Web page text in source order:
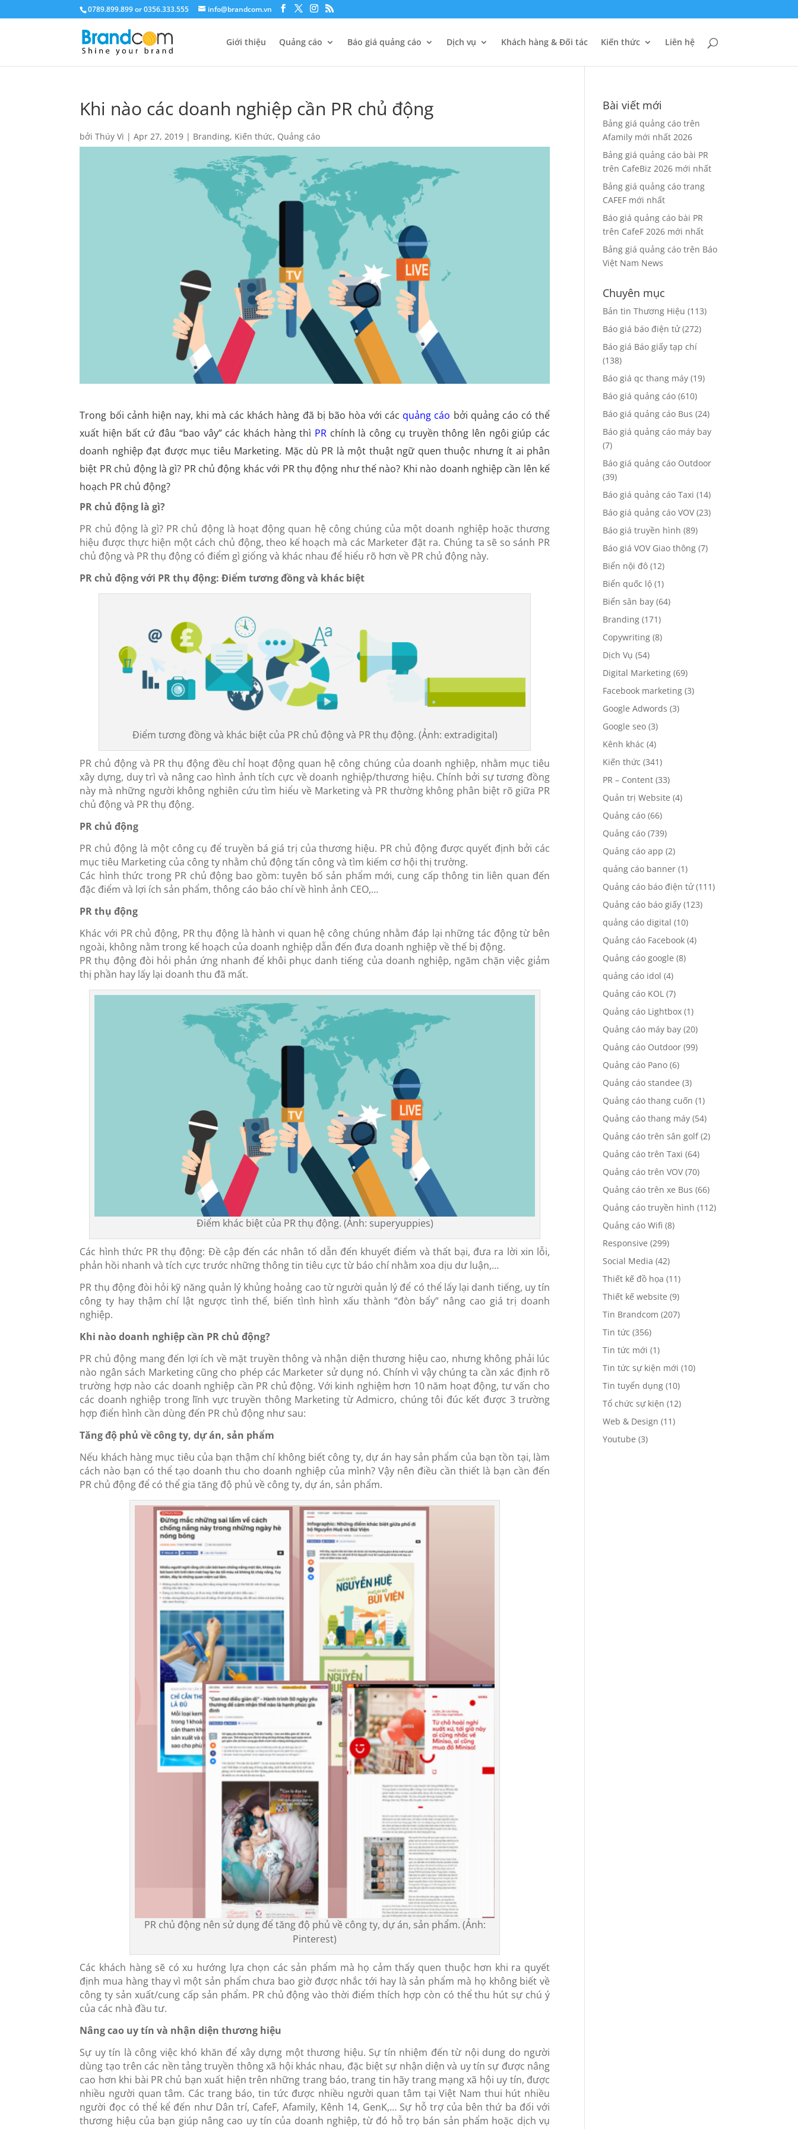
0789.899.899 or 0356.333.555 info@brandcom.vn
Giới thiệu Quảng cáo Báo giá quảng cáo Dịch vụ Khách hàng & Đối tác Kiến thức Liên hệ
Khi nào các doanh nghiệp cần PR chủ động
bởiThúy Vi |Apr 27, 2019 | Branding, Kiến thức, Quảng cáo
Trong bối cảnh hiện nay, khi mà các khách hàng đã bị bão hòa với các quảng cáo bởi quảng cáo có thể
xuất hiện bất cứ đâu “bao vây” các khách hàng thì PR chính là công cụ truyền thông lên ngôi giúp các
doanh nghiệp đạt được mục tiêu Marketing. Mặc dù PR là một thuật ngữ quen thuộc nhưng ít ai phân
biệt PR chủ động là gì? PR chủ động khác với PR thụ động như thế nào? Khi nào doanh nghiệp cần lên kế
hoạch PR chủ động?
PR chủ động là gì?
PR chủ động là gì? PR chủ động là hoạt động quan hệ công chúng của một doanh nghiệp hoặc thương
hiệu được thực hiện một cách chủ động, theo kế hoạch mà các Marketer đặt ra. Chúng ta sẽ so sánh PR
chủ động và PR thụ động có điểm gì giống và khác nhau để hiểu rõ hơn về PR chủ động này.
PR chủ động với PR thụ động: Điểm tương đồng và khác biệt
Điểm tương đồng và khác biệt của PR chủ động và PR thụ động. (Ảnh: extradigital)
PR chủ động và PR thụ động đều chỉ hoạt động quan hệ công chúng của doanh nghiệp, nhằm mục tiêu
xây dựng, duy trì và nâng cao hình ảnh tích cực về doanh nghiệp/thương hiệu. Chính bởi sự tương đồng
này mà những người không nghiên cứu tìm hiểu về Marketing và PR thường không phân biệt rõ giữa PR
chủ động và PR thụ động.
PR chủ động
PR chủ động là một công cụ để truyền bá giá trị của thương hiệu. PR chủ động được quyết định bởi các
mục tiêu Marketing của công ty nhằm chủ động tấn công và tìm kiếm cơ hội thị trường.
Các hình thức trong PR chủ động bao gồm: tuyên bố sản phẩm mới, cung cấp thông tin liên quan đến
đặc điểm và lợi ích sản phẩm, thông cáo báo chí về hình ảnh CEO,…
PR thụ động
Khác với PR chủ động, PR thụ động là hành vi quan hệ công chúng nhằm đáp lại những tác động từ bên
ngoài, không nằm trong kế hoạch của doanh nghiệp dẫn đến đưa doanh nghiệp về thế bị động.
PR thụ động đòi hỏi phản ứng nhanh để khôi phục danh tiếng của doanh nghiệp, ngăm chặn việc giảm
thị phần hay lấy lại doanh thu đã mất.
Điểm khác biệt của PR thụ động. (Ảnh: superyuppies)
Các hình thức PR thụ động: Đề cập đến các nhân tố dẫn đến khuyết điểm và thất bại, đưa ra lời xin lỗi,
phản hồi nhanh và tích cực trước những thông tin tiêu cực từ báo chí nhằm xoa dịu dư luận,…
PR thụ động đòi hỏi kỹ năng quản lý khủng hoảng cao từ người quản lý để có thể lấy lại danh tiếng, uy tín
công ty hay thậm chí lật ngược tình thế, biến tình hình xấu thành “đòn bẩy” nâng cao giá trị doanh
nghiệp.
Khi nào doanh nghiệp cần PR chủ động?
PR chủ động mang đến lợi ích về mặt truyền thông và nhận diện thương hiệu cao, nhưng không phải lúc
nào ngân sách Marketing cũng cho phép các Marketer sử dụng nó. Chính vì vậy chúng ta cần xác định rõ
trường hợp nào các doanh nghiệp cần PR chủ động. Với kinh nghiệm hơn 10 năm hoạt động, tư vấn cho
các doanh nghiệp trong lĩnh vực truyền thông Marketing từ Admicro, chúng tôi đúc kết được 3 trường
hợp điển hình cần dùng đến PR chủ động như sau:
Tăng độ phủ về công ty, dự án, sản phẩm
Nếu khách hàng mục tiêu của bạn thậm chí không biết công ty, dự án hay sản phẩm của bạn tồn tại, làm
cách nào bạn có thể tạo doanh thu cho doanh nghiệp của mình? Vậy nên điều cần thiết là bạn cần đến
PR chủ động để có thể gia tăng độ phủ về công ty, dự án, sản phẩm.
PR chủ động nên sử dụng để tăng độ phủ về công ty, dự án, sản phẩm. (Ảnh:
Pinterest)
Các khách hàng sẽ có xu hướng lựa chọn các sản phẩm mà họ cảm thấy quen thuộc hơn khi ra quyết
định mua hàng thay vì một sản phẩm chưa bao giờ được nhắc tới hay là sản phẩm mà họ không biết về
công ty sản xuất/cung cấp sản phẩm. PR chủ động vào thời điểm thích hợp còn có thể thu hút sự chú ý
của các nhà đầu tư.
Nâng cao uy tín và nhận diện thương hiệu
Sự uy tín là công việc khó khăn để xây dựng một thương hiệu. Sự tín nhiệm đến từ nội dung do người
dùng tạo trên các nền tảng truyền thông xã hội khác nhau, đặc biệt sự nhận diện và uy tín sự được nâng
cao hơn khi bài PR chủ bạn xuất hiện trên những trang báo, trang tin hãy trang mạng xã hội uy tín, được
nhiều người quan tâm. Các trang báo, tin tức được nhiều người quan tâm tại Việt Nam thui hút nhiều
người đọc có thể kể đến như Dân trí, CafeF, Afamily, Kênh 14, GenK,… Sự hỗ trợ của bên thứ ba đối với
thương hiệu của bạn giúp nâng cao uy tín của doanh nghiệp, từ đó hỗ trọ bán sản phẩm hoặc dịch vụ
Bài viết mới
Bảng giá quảng cáo trên
Afamily mới nhất 2026
Bảng giá quảng cáo bài PR
trên CafeBiz 2026 mới nhất
Bảng giá quảng cáo trang
CAFEF mới nhất
Báo giá quảng cáo bài PR
trên CafeF 2026 mới nhất
Bảng giá quảng cáo trên Báo
Việt Nam News
Chuyên mục
Bản tin Thương Hiệu (113)
Báo giá báo điện tử(272)
Báo giá Báo giấy tạp chí
(138)
Báo giá qc thang máy (19)
Báo giá quảng cáo (610)
Báo giá quảng cáo Bus (24)
Báo giá quảng cáo máy bay
(7)
Báo giá quảng cáo Outdoor
(39)
Báo giá quảng cáo Taxi (14)
Báo giá quảng cáo VOV(23)
Báo giá truyền hình (89)
Báo giá VOV Giao thông (7)
Biển nội đô (12)
Biển quốc lộ (1)
Biển sân bay (64)
Branding (171)
Copywriting (8)
Dịch Vụ (54)
Digital Marketing (69)
Facebook marketing (3)
Google Adwords (3)
Google seo (3)
Kênh khác (4)
Kiến thức (341)
PR – Content (33)
Quản trị Website (4)
Quảng cáo (66)
Quảng cáo (739)
Quảng cáo app (2)
quảng cáo banner (1)
Quảng cáo báo điện tử(111)
Quảng cáo báo giấy (123)
quảng cáo digital (10)
Quảng cáo Facebook (4)
Quảng cáo google (8)
quảng cáo idol (4)
Quảng cáo KOL (7)
Quảng cáo Lightbox (1)
Quảng cáo máy bay (20)
Quảng cáo Outdoor (99)
Quảng cáo Pano (6)
Quảng cáo standee (3)
Quảng cáo thang cuốn (1)
Quảng cáo thang máy (54)
Quảng cáo trên sân golf(2)
Quảng cáo trên Taxi (64)
Quảng cáo trên VOV(70)
Quảng cáo trên xe Bus (66)
Quảng cáo truyền hình (112)
Quảng cáo Wifi (8)
Responsive (299)
Social Media (42)
Thiết kế đồ họa (11)
Thiết kế website (9)
Tin Brandcom (207)
Tin tức (356)
Tin tức mới (1)
Tin tức sự kiện mới (10)
Tin tuyển dụng (10)
Tổ chức sự kiện (12)
Web & Design (11)
Youtube (3)